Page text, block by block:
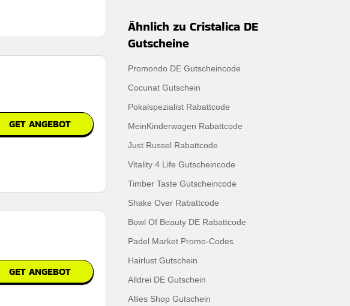
GET ANGEBOT
GET ANGEBOT
Ähnlich zu Cristalica DE
Gutscheine
Promondo DE Gutscheincode
Cocunat Gutschein
Pokalspezialist Rabattcode
MeinKinderwagen Rabattcode
Just Russel Rabattcode
Vitality 4 Life Gutscheincode
Timber Taste Gutscheincode
Shake Over Rabattcode
Bowl Of Beauty DE Rabattcode
Padel Market Promo-Codes
Hairlust Gutschein
Alldrei DE Gutschein
Allies Shop Gutschein